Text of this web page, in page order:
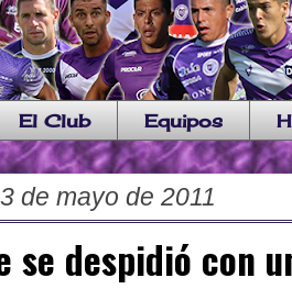
El Club Equipos
de mayo de 2011
se despidió con